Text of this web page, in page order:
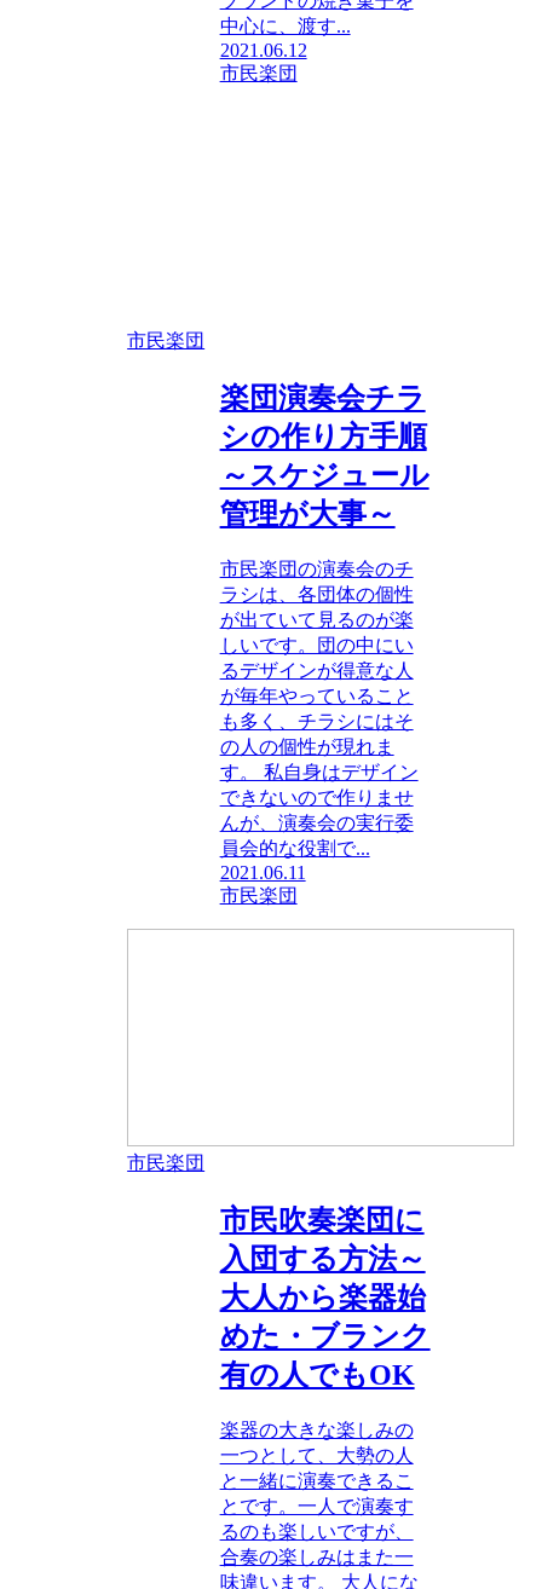
中心に、渡す...
2021.06.12
市民楽団
市民楽団
楽団演奏会チラ
シの作り方手順
～スケジュール
管理が大事～
市民楽団の演奏会のチ
ラシは、各団体の個性
が出ていて見るのが楽
しいです。団の中にい
るデザインが得意な人
が毎年やっていること
も多く、チラシにはそ
の人の個性が現れま
す。 私自身はデザイン
できないので作りませ
んが、演奏会の実行委
員会的な役割で...
2021.06.11
市民楽団
市民楽団
市民吹奏楽団に
入団する方法～
大人から楽器始
めた・ブランク
有の人でもOK
楽器の大きな楽しみの
一つとして、大勢の人
と一緒に演奏できるこ
とです。一人で演奏す
るのも楽しいですが、
合奏の楽しみはまた一
味違います。 大人にな